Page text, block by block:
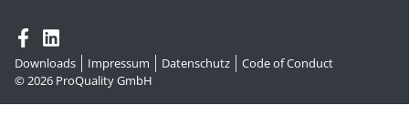
Downloads Impressum Datenschutz
Code of Conduct
© 2026 ProQuality GmbH